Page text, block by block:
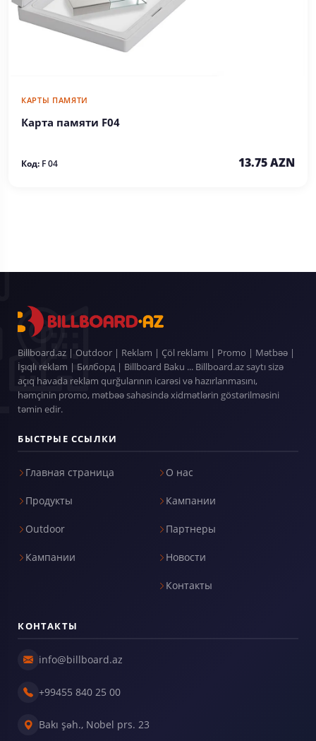
КАРТЫ ПАМЯТИ
Карта памяти F04
Код: F 04 13.75 AZN
Billboard.az | Outdoor | Reklam | Çöl reklamı | Promo | Mətbəə |
İşıqlı reklam | Билборд | Billboard Baku ... Billboard.az saytı sizə
açıq havada reklam qurğularının icarəsi və hazırlanmasını,
həmçinin promo, mətbəə sahəsində xidmətlərin göstərilməsini
təmin edir.
БЫСТРЫЕ ССЫЛКИ
Главная страница
Продукты
Outdoor
Кампании
О нас
Кампании
Партнеры
Новости
Контакты
КОНТАКТЫ
info@billboard.az
+99455 840 25 00
Bakı şəh., Nobel prs. 23